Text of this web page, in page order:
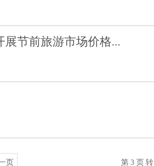
展节前旅游市场价格...
页 第 3 页 转